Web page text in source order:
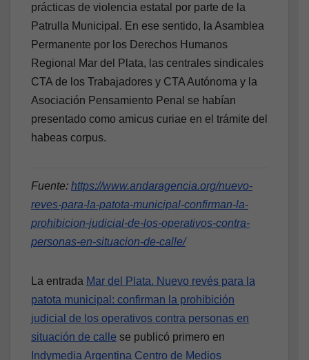
prácticas de violencia estatal por parte de la
Patrulla Municipal. En ese sentido, la Asamblea
Permanente por los Derechos Humanos
Regional Mar del Plata, las centrales sindicales
CTA de los Trabajadores y CTA Autónoma y la
Asociación Pensamiento Penal se habían
presentado como amicus curiae en el trámite del
habeas corpus.
Fuente: https://www.andaragencia.org/nuevo-
reves-para-la-patota-municipal-confirman-la-
prohibicion-judicial-de-los-operativos-contra-
personas-en-situacion-de-calle/
La entrada Mar del Plata. Nuevo revés para la
patota municipal: confirman la prohibición
judicial de los operativos contra personas en
situación de calle se publicó primero en
Indymedia Argentina Centro de Medios